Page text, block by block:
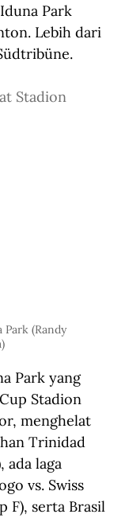
Park
Lebih dari
Stadion
(Randy
Park yang
Stadion
menghelat
Trinidad
ada laga
vs. Swiss
F), serta Brasil